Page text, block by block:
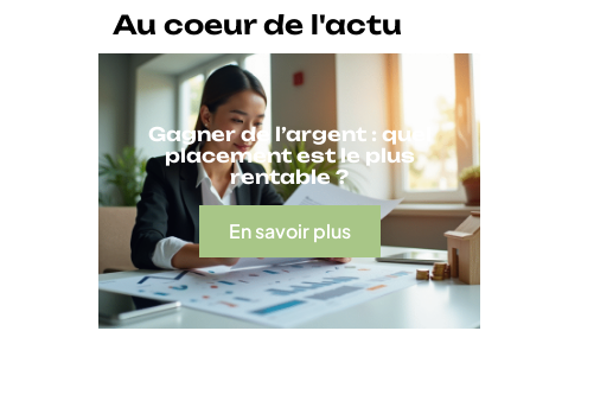
Au coeur de l'actu
Gagner de l’argent : quel
placement est le plus
rentable ?
En savoir plus